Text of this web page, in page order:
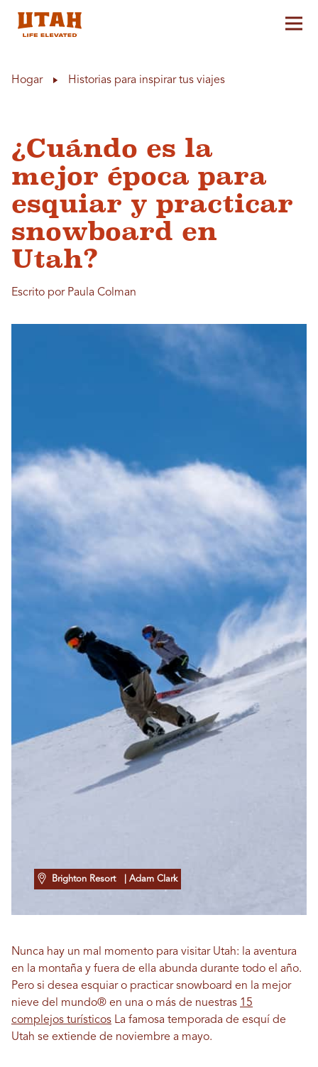
Hogar Historias para inspirar tus viajes
¿Cuándo es la
mejor época para
esquiar y practicar
snowboard en
Utah?
Escrito por Paula Colman
Brighton Resort | Adam Clark
Nunca hay un mal momento para visitar Utah: la aventura
en la montaña y fuera de ella abunda durante todo el año.
Pero si desea esquiar o practicar snowboard en la mejor
nieve del mundo® en una o más de nuestras 15
complejos turísticos La famosa temporada de esquí de
Utah se extiende de noviembre a mayo.